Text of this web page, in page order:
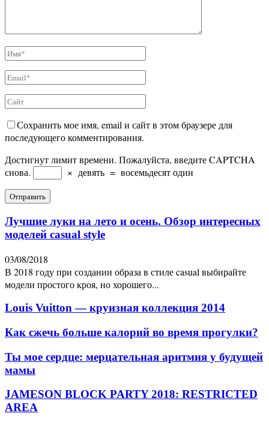
Сохранить мое имя, email и сайт в этом браузере для
последующего комментирования.
Достигнут лимит времени. Пожалуйста, введите CAPTCHA
снова.
× девять = восемьдесят один
Лучшие луки на лето и осень. Обзор интересных
моделей casual style
03/08/2018
В 2018 году при создании образа в стиле casual выбирайте
модели простого кроя, но хорошего...
Louis Vuitton — круизная коллекция 2014
Как сжечь больше калорий во время прогулки?
Ты мое сердце: мерцательная аритмия у будущей
мамы
JAMESON BLOCK PARTY 2018: RESTRICTED
AREA